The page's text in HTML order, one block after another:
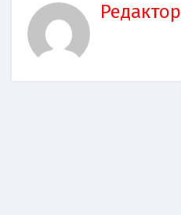
Редактор